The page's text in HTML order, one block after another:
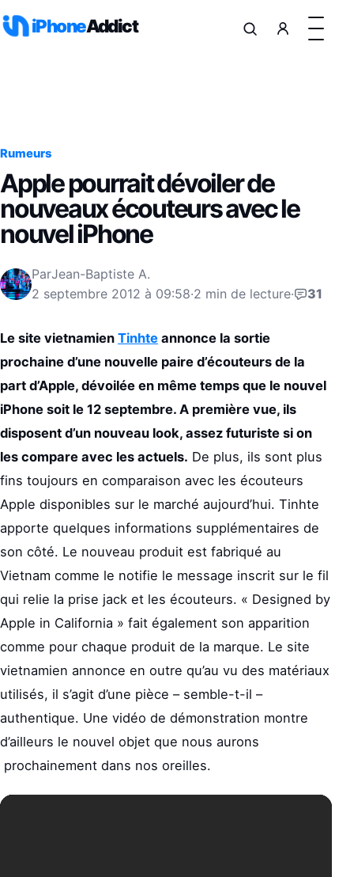
iPhoneAddict
Rumeurs
Apple pourrait dévoiler de
nouveaux écouteurs avec le
nouvel iPhone
ParJean-Baptiste A.
2 septembre 2012 à 09:58·2 min de lecture· 31
Le site vietnamien Tinhte annonce la sortie
prochaine d’une nouvelle paire d’écouteurs de la
part d’Apple, dévoilée en même temps que le nouvel
iPhone soit le 12 septembre. A première vue, ils
disposent d’un nouveau look, assez futuriste si on
les compare avec les actuels. De plus, ils sont plus
fins toujours en comparaison avec les écouteurs
Apple disponibles sur le marché aujourd’hui. Tinhte
apporte quelques informations supplémentaires de
son côté. Le nouveau produit est fabriqué au
Vietnam comme le notifie le message inscrit sur le fil
qui relie la prise jack et les écouteurs. « Designed by
Apple in California » fait également son apparition
comme pour chaque produit de la marque. Le site
vietnamien annonce en outre qu’au vu des matériaux
utilisés, il s’agit d’une pièce – semble-t-il –
authentique. Une vidéo de démonstration montre
d’ailleurs le nouvel objet que nous aurons
prochainement dans nos oreilles.